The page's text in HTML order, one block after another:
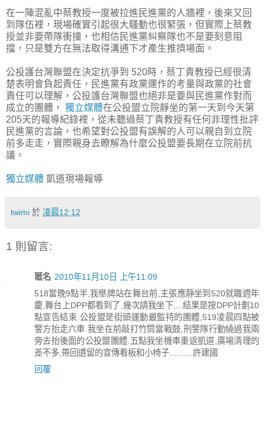
在一陣混亂中蔡教授一度被拉進民進黨的人牆裡，後來又回
到隊伍裡，現場確實引起很大騷動也很緊張，但實際上蔡教
授並非要帶隊衝撞，也相信民進黨糾察隊也不是要刻意阻
擋，只是雙方在無法取得溝通下才產生推擠場面。
公投護台灣聯盟在決定抗爭到 520時，蔡丁貴教授已經很清
楚表明會負起責任，民進黨有政黨運作的考量與政黨的社會
責任可以理解，公投護台灣聯盟也絕非是要與民進黨作對而
成立的團體， 獨立媒體在公投盟立院靜坐的第一天到今天第
205天的報導紀錄裡，從未聽過蔡丁貴教授有任何非理性批評
民進黨的言論，也希望對公投盟有誤解的人可以親自到立院
前多走走，實際親身去瞭解為什麼公投盟要長期在立院前抗
議。
獨立媒體 凱道現場報導
twimi 於 凌晨12:12
1 則留言:
匿名 2010年11月10日 上午11:09
518當晚9點半,我舉牌站在舞台前,主張應靜坐到520就職週年
慶,舞台上DPP都看到了,幾次請我坐下,...結果是按DPP計劃10
點宣告結束.公投盟是街頭運動最監持的團體,519凌晨四點被
警方抬走六車.我坐在前敲打竹筒當戰鼓,刑警隊行動繞過我兩
旁去抬後面的公投盟團體.五點我坐機車重返凱道,廣場清理的
差不多,帶回遺留的宣傳看板和小椅子..........許建國
回覆